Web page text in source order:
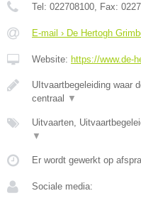
Tel: 022708100 , Fax:
E-mail › De Hertogh
Website: https://www.de-
UItvaartbegeleiding waar
centraal
▼
Uitvaarten,
▼
Er wordt gewerkt op
Sociale media: